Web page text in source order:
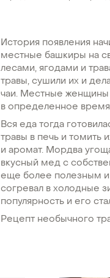
История появления
местные башкиры на
лесами, ягодами и
травы, сушили их и
чаи. Местные женщины
в определенное
Вся еда тогда
травы в печь и томить
и аромат. Мордва
вкусный мед с
еще более полезным
согревал в холодные
популярность и его
Рецепт необычного